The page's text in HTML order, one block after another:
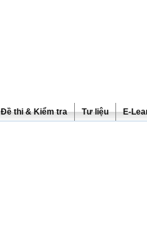
Đề thi & Kiểm tra Tư liệu E-